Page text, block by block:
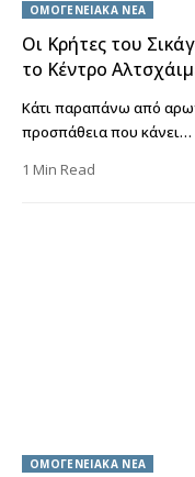
ΟΜΟΓΕΝΕΙΑΚΑ ΝΕΑ
Οι Κρήτες του
το Κέντρο
Κάτι παραπάνω από
προσπάθεια που κάνει…
1 Min Read
ΟΜΟΓΕΝΕΙΑΚΑ ΝΕΑ